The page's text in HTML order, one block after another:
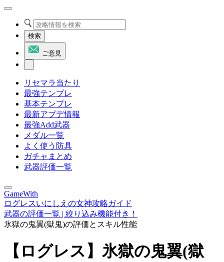
検索
ご意見
リセマラ当たり
最強テンプレ
基本テンプレ
最新アプデ情報
最強Add武器
メダル一覧
よく使う防具
ガチャまとめ
武器評価一覧
GameWith
ログレスいにしえの女神攻略ガイド
武器の評価一覧 | 絞り込み機能付き！
氷獄の鬼翼(獄鬼)の評価とスキル性能
【ログレス】氷獄の鬼翼(獄